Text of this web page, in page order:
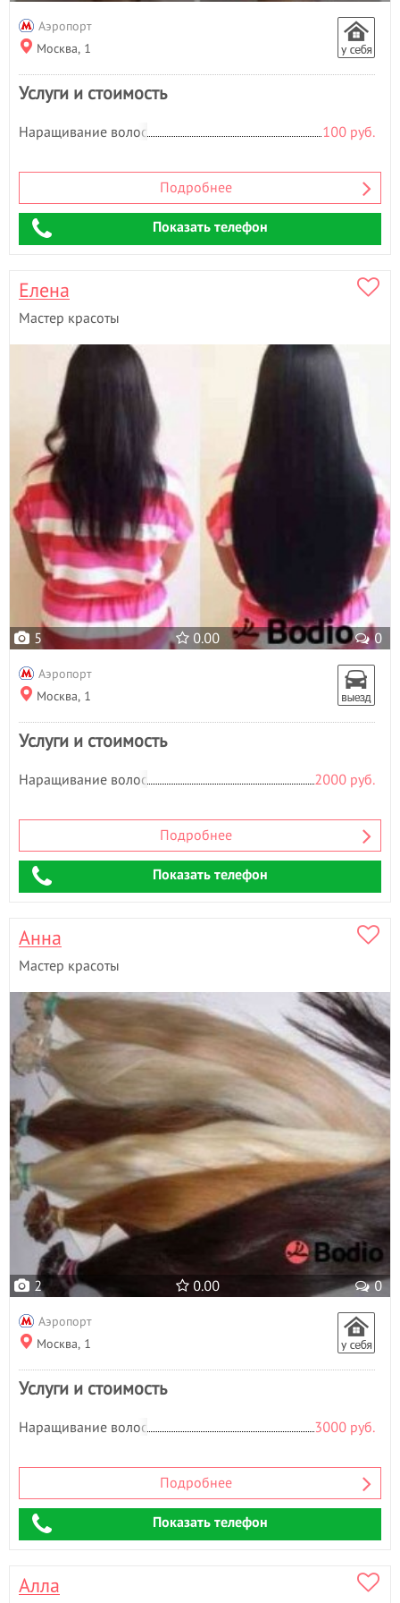
Аэропорт
Москва, 1
Услуги и стоимость
Наращивание волос 100 руб.
Подробнее
Показать телефон
Елена
Мастер красоты
5 0.00 0
Аэропорт
Москва, 1
Услуги и стоимость
Наращивание волос 2000 руб.
Подробнее
Показать телефон
Анна
Мастер красоты
2 0.00 0
Аэропорт
Москва, 1
Услуги и стоимость
Наращивание волос 3000 руб.
Подробнее
Показать телефон
Алла